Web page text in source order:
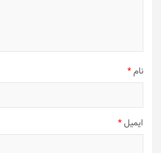
نام*
ایمیل*